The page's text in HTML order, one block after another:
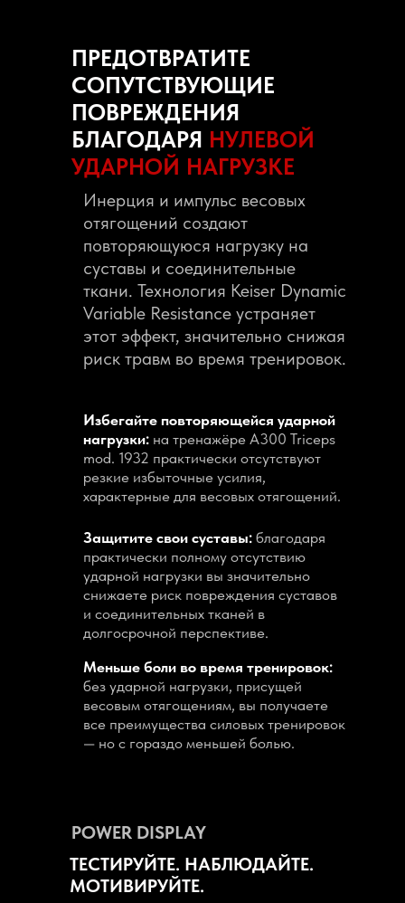
ПРЕДОТВРАТИТЕ
СОПУТСТВУЮЩИЕ
ПОВРЕЖДЕНИЯ
БЛАГОДАРЯ НУЛЕВОЙ
УДАРНОЙ НАГРУЗКЕ
Инерция и импульс весовых
отягощений создают
повторяющуюся нагрузку на
суставы и соединительные
ткани. Технология Keiser Dynamic
Variable Resistance устраняет
этот эффект, значительно снижая
риск травм во время тренировок.
Избегайте повторяющейся ударной
нагрузки: на тренажёре A300 Triceps
mod. 1932 практически отсутствуют
резкие избыточные усилия,
характерные для весовых отягощений.
Защитите свои суставы: благодаря
практически полному отсутствию
ударной нагрузки вы значительно
снижаете риск повреждения суставов
и соединительных тканей в
долгосрочной перспективе.
Меньше боли во время тренировок:
без ударной нагрузки, присущей
весовым отягощениям, вы получаете
все преимущества силовых тренировок
— но с гораздо меньшей болью.
POWER DISPLAY
ТЕСТИРУЙТЕ. НАБЛЮДАЙТЕ.
МОТИВИРУЙТЕ.